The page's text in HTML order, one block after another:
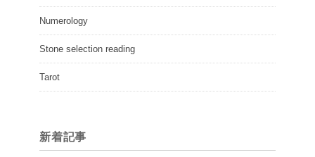
Numerology
Stone selection reading
Tarot
新着記事